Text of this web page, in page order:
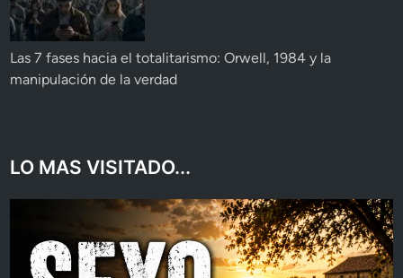
Las 7 fases hacia el totalitarismo: Orwell, 1984 y la
manipulación de la verdad
LO MAS VISITADO...